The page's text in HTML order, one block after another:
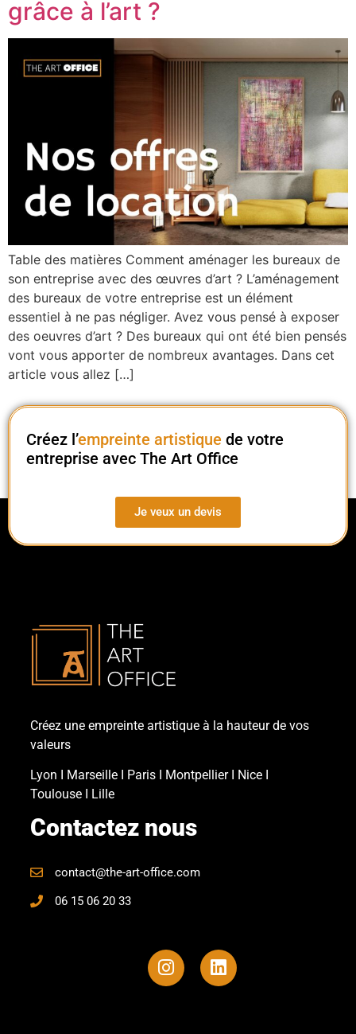
grâce à l’art ?
Table des matières Comment aménager les bureaux de
son entreprise avec des œuvres d’art ? L’aménagement
des bureaux de votre entreprise est un élément
essentiel à ne pas négliger. Avez vous pensé à exposer
des oeuvres d’art ? Des bureaux qui ont été bien pensés
vont vous apporter de nombreux avantages. Dans cet
article vous allez […]
Créez l’empreinte artistique de votre
entreprise avec The Art Office
Je veux un devis
Créez une empreinte artistique à la hauteur de vos
valeurs
Lyon Marseille Paris MontpellierΙ Nice
Toulouse
Lille
Contactez nous
contact@the-art-office.com
06 15 06 20 33